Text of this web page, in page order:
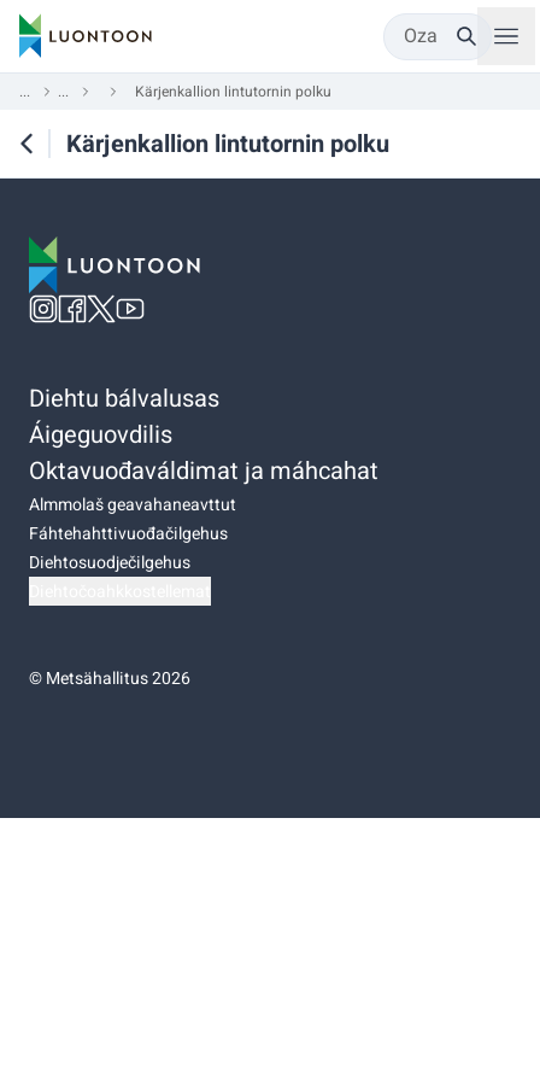
Oza
... ... Kärjenkallion lintutornin polku
Kärjenkallion lintutornin polku
Diehtu bálvalusas
Áigeguovdilis
Oktavuođaváldimat ja máhcahat
Almmolaš geavahaneavttut
Fáhtehahttivuođačilgehus
Diehtosuodječilgehus
©Metsähallitus 2026